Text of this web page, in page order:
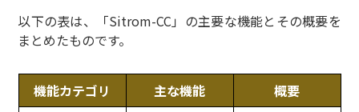
以下の表は、「Sitrom-CC」の主要な機能とその概要を
まとめたものです。
機能カテゴリ 主な機能 概要